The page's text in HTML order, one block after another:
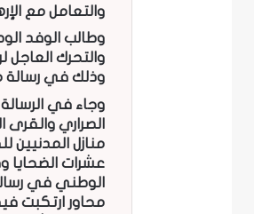
والتعامل مع
وطالب الوفد
والتحرك العاجل
وذلك في رسالة
الصراري
منازل
عشرات الضحايا
الوطني في
محاور ارتكبت